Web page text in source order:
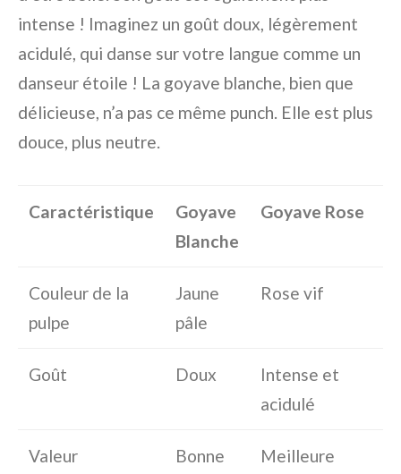
intense ! Imaginez un goût doux, légèrement
acidulé, qui danse sur votre langue comme un
danseur étoile ! La goyave blanche, bien que
délicieuse, n’a pas ce même punch. Elle est plus
douce, plus neutre.
Caractéristique
Goyave
Blanche
Goyave Rose
Couleur de la
pulpe
Jaune
pâle
Rose vif
Goût Doux
Intense et
acidulé
Valeur
Bonne
Meilleure